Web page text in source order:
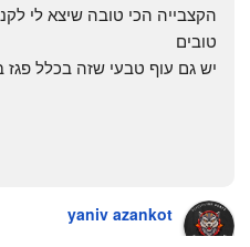
yaniv azankot
טובים
יש גם עוף טבעי שזה בכלל פגז